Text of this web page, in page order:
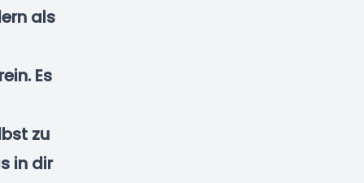
als
Es
zu
in dir